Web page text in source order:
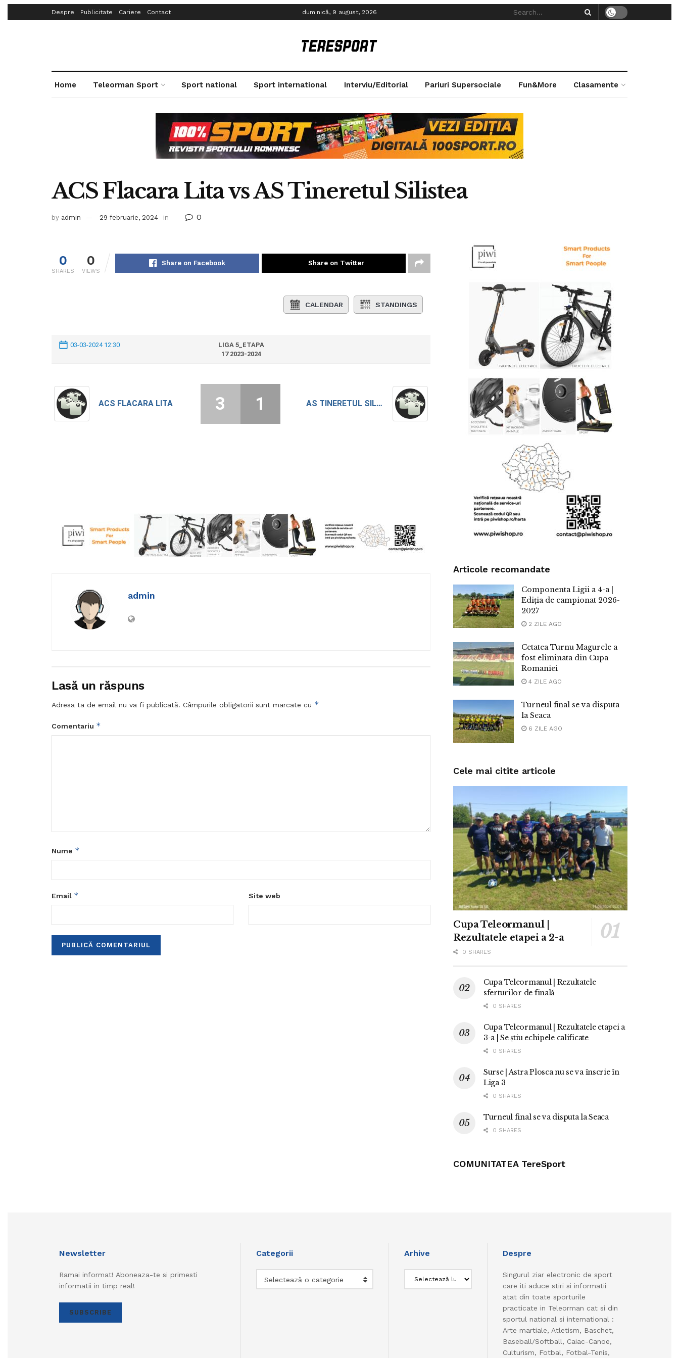
Despre Publicitate Cariere Contact duminică, 9 august, 2026
Home Teleorman Sport Sport national Sport international Interviu/Editorial Pariuri Supersociale Fun&More Clasamente
ACS Flacara Lita vs AS Tineretul Silistea
by admin 29 februarie, 2024 in 0
0
SHARES
0
VIEWS
Share on Facebook Share on Twitter
CALENDAR STANDINGS
03-03-2024 12:30
LIGA 5_ETAPA
17 2023-2024
ACS FLACARA LITA AS TINERETUL SILISTEA
3 1
admin
Lasă un răspuns
Adresa ta de email nu va fi publicată. Câmpurile obligatorii sunt marcate cu *
Comentariu *
Nume *
Email * Site web
Articole recomandate
Componenta Ligii a 4-a |
Ediția de campionat 2026-
2027
2 ZILE AGO
Cetatea Turnu Magurele a
fost eliminata din Cupa
Romaniei
4 ZILE AGO
Turneul final se va disputa
la Seaca
6 ZILE AGO
Cele mai citite articole
Cupa Teleormanul |
Rezultatele etapei a 2-a
0 SHARES
Cupa Teleormanul | Rezultatele
sferturilor de finală
0 SHARES
Cupa Teleormanul | Rezultatele etapei a
3-a | Se știu echipele calificate
0 SHARES
Surse | Astra Plosca nu se va înscrie în
Liga 3
0 SHARES
Turneul final se va disputa la Seaca
0 SHARES
COMUNITATEA TereSport
Newsletter
Ramai informat! Aboneaza-te si primesti
informatii in timp real!
SUBSCRIBE
Categorii
Selectează o categorie
Arhive Despre
Singurul ziar electronic de sport
care iti aduce stiri si informatii
atat din toate sporturile
practicate in Teleorman cat si din
sportul national si international :
Arte martiale, Atletism, Baschet,
Baseball/Softball, Caiac-Canoe,
Culturism, Fotbal, Fotbal-Tenis,